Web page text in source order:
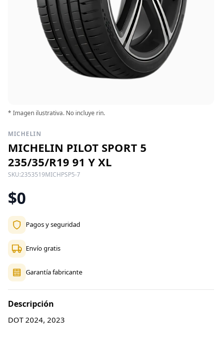
* Imagen ilustrativa. No incluye rin.
MICHELIN
MICHELIN PILOT SPORT 5
235/35/R19 91 Y XL
SKU:2353519MICHPSP5-7
$0
Pagos y seguridad
Envío gratis
Garantía fabricante
Descripción
DOT 2024, 2023